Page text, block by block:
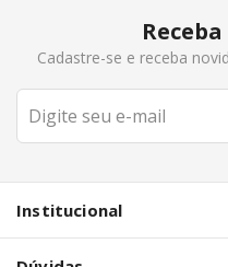
Cadastre-se e receba
Institucional